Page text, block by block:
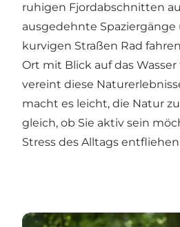
ruhigen Fjordabschnitten
ausgedehnte
kurvigen Straßen Rad
Ort mit Blick auf das
vereint diese
macht es leicht, die Natur
gleich, ob Sie aktiv sein
Stress des Alltags
Guide: Einzigartige